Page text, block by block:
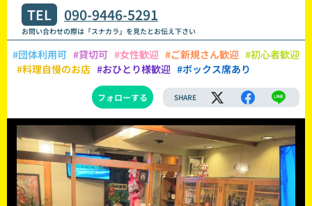
TEL 090-9446-5291
お問い合わせの際は「スナカラ」を見たとお伝え下さい
#団体利用可 #貸切可 #女性歓迎 #ご新規さん歓迎 #初心者歓迎
#料理自慢のお店 #おひとり様歓迎 #ボックス席あり
フォローする SHARE